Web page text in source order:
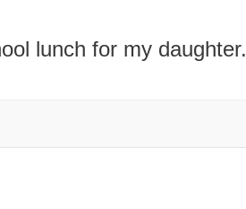
lunch for my daughter.